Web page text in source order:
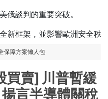
俄談判的重要突破。
新框架，並影響歐洲安全秩
保障方案懶人包
買賣] 川普暫緩
言半導體關稅